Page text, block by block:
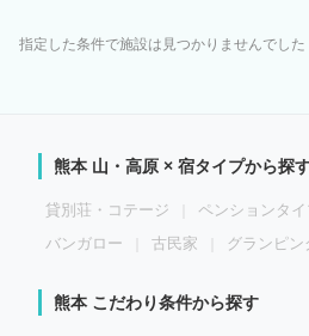
指定した条件で施設は見つかりませんでした
熊本 山・高原 × 宿タイプから探
貸別荘・コテージ ペンションタ
バンガロー
古民家 グランピン
熊本 こだわり条件から探す